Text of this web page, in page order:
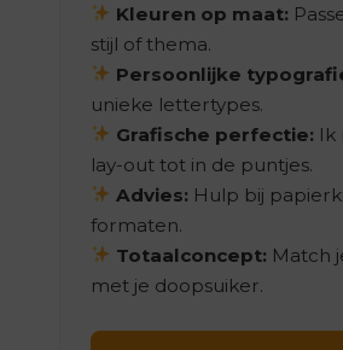
Kleuren op maat:
stijl of thema.
Persoonlijke
unieke lettertypes.
Grafische perfectie: Ik
lay-out tot in de puntjes.
Advies: Hulp bij
formaten.
Totaalconcept: Match
met je doopsuiker.